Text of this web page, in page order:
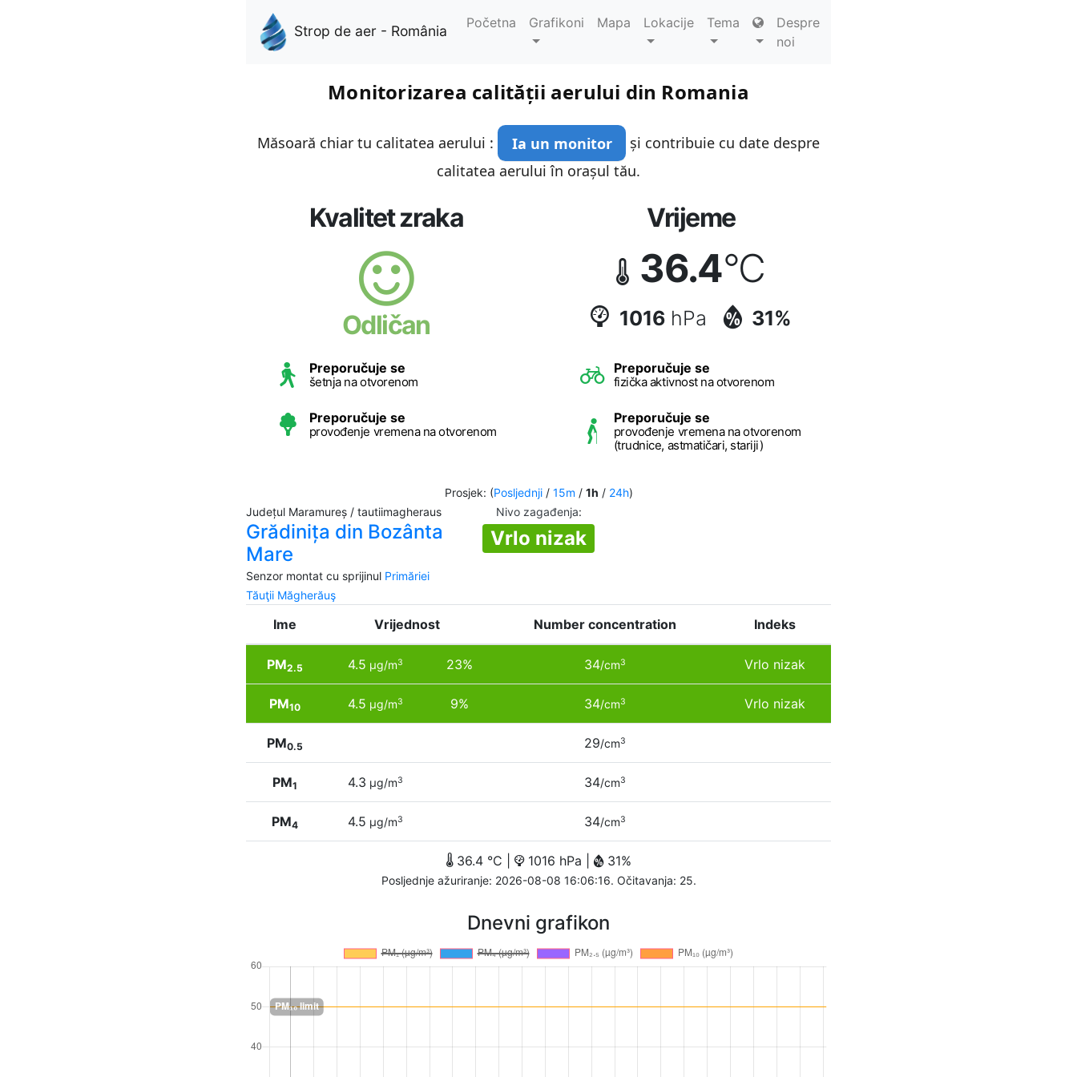
Strop de aer - România Početna Grafikoni Mapa Lokacije Tema
Despre
noi
Monitorizarea calității aerului din Romania
Măsoară chiar tu calitatea aerului : Ia un monitor
și contribuie cu date despre
calitatea aerului în orașul tău.
Kvalitet zraka
Odličan
Vrijeme
36.4°C
1016 hPa 31%
Preporučuje se
šetnja na otvorenom
Preporučuje se
fizička aktivnost na otvorenom
Preporučuje se
provođenje vremena na otvorenom
Preporučuje se
provođenje vremena na otvorenom
(trudnice, astmatičari, stariji)
Prosjek: (Posljednji/ 15m / 1h / 24h)
Județul Maramureș / tautiimagheraus
Grădinița din Bozânta
Mare
Senzor montat cu sprijinul Primăriei
Tăuţii Măgherăuş
Nivo zagađenja:
Vrlo nizak
Ime Vrijednost Number concentration Indeks
PM2.5 4.5 µg/m3 23% 34/cm3 Vrlo nizak
PM10 4.5 µg/m3 9% 34/cm3 Vrlo nizak
PM0.5 29/cm3
PM1 4.3 µg/m3 34/cm3
PM4 4.5 µg/m3 34/cm3
36.4 °C | 1016 hPa | 31%
Posljednje ažuriranje: 2026-08-08 16:06:16. Očitavanja: 25.
Dnevni grafikon